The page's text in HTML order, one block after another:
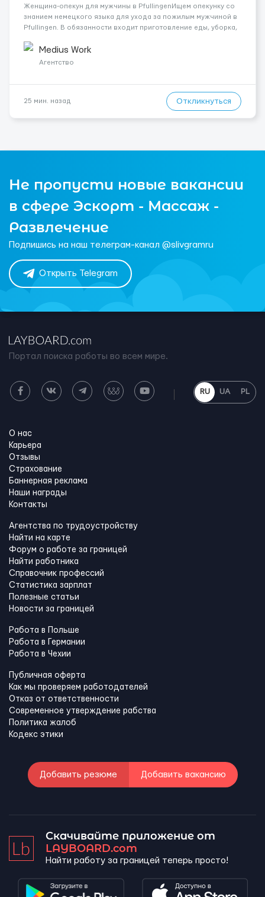
Женщина-опекун для мужчины в PfullingenИщем опекунку со
знанием немецкого языка для ухода за пожилым мужчиной в
Pfullingen. В обязанности входит приготовление еды, уборка,
дома.Пациент использует вспомогательные средства для
передвижения, физическ...
Medius Work
Агентство
25 мин. назад Откликнуться
Не пропусти новые вакансии
в сфере Эскорт - Массаж -
Развлечение
Подпишись на наш телеграм-канал @slivgramru
Открыть Telegram
Портал поиска работы во всем мире.
RU UA PL
О нас
Карьера
Отзывы
Страхование
Баннерная реклама
Наши награды
Контакты
Агентства по трудоустройству
Найти на карте
Форум о работе за границей
Найти работника
Справочник профессий
Статистика зарплат
Полезные статьи
Новости за границей
Работа в Польше
Работа в Германии
Работа в Чехии
Публичная оферта
Как мы проверяем работодателей
Отказ от ответственности
Современное утверждение рабства
Политика жалоб
Кодекс этики
Добавить резюме Добавить вакансию
Скачивайте приложение от
LAYBOARD.com
Найти работу за границей теперь просто!